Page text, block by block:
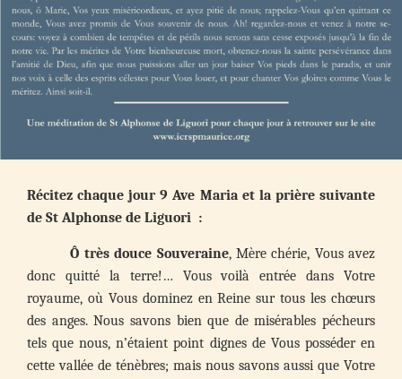
Récitez chaque jour 9 Ave Maria et la prière suivante
de St Alphonse de Liguori :
Ô très douce Souveraine, Mère chérie, Vous avez
donc quitté la terre!… Vous voilà entrée dans Votre
royaume, où Vous dominez en Reine sur tous les chœurs
des anges. Nous savons bien que de misérables pécheurs
tels que nous, n’étaient point dignes de Vous posséder en
cette vallée de ténèbres; mais nous savons aussi que Votre